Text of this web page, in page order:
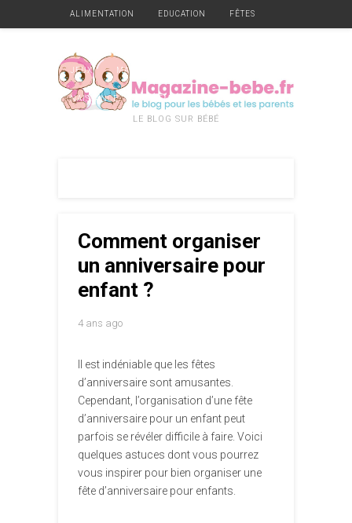
ALIMENTATION EDUCATION FÊTES
JEUX MATÉRIEL
NAISSANCE VÊTEMENTS
LE BLOG SUR BÉBÉ
Comment organiser
un anniversaire pour
enfant ?
4 ans ago
Il est indéniable que les fêtes
d’anniversaire sont amusantes.
Cependant, l’organisation d’une fête
d’anniversaire pour un enfant peut
parfois se révéler difficile à faire. Voici
quelques astuces dont vous pourrez
vous inspirer pour bien organiser une
fête d’anniversaire pour enfants.